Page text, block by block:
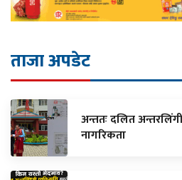
ताजा अपडेट
अन्ततः दलित
नागरिकता